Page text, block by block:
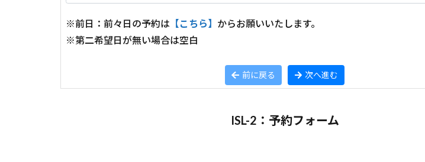
※前日：前々日の予約は 【こちら】 からお願いいたします。
※第二希望日が無い場合は空白
前に戻る 次へ進む
ISL-2：予約フォーム